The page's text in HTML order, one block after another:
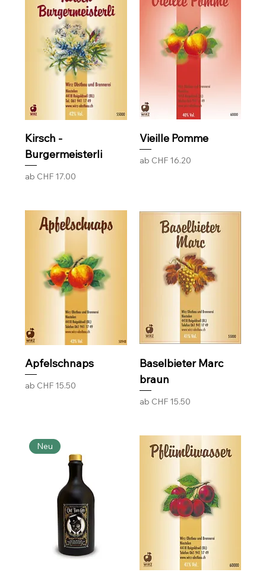
Kirsch -
Burgermeisterli
ab CHF 17.00
Sale-Preis
Vieille Pomme
ab CHF 16.20
Sale-Preis
Apfelschnaps
ab CHF 15.50
Sale-Preis
Baselbieter Marc
braun
ab CHF 15.50
Sale-Preis
Neu